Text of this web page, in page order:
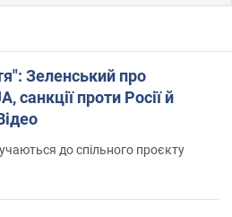
Зеленський про
санкції проти Росії й
до спільного проєкту